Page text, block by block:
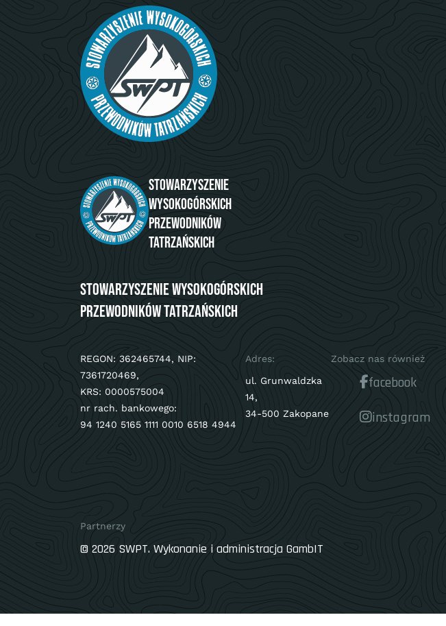
Stowarzyszenie
Wysokogórskich
Przewodników
Tatrzańskich
Stowarzyszenie Wysokogórskich
Przewodników Tatrzańskich
REGON: 362465744, NIP:
7361720469,
KRS: 0000575004
nr rach. bankowego:
94 1240 5165 1111 0010 6518 4944
Adres:
ul. Grunwaldzka
14,
34-500 Zakopane
Zobacz nas również
facebook
instagram
Partnerzy
© 2026 SWPT. Wykonanie i administracja GambIT